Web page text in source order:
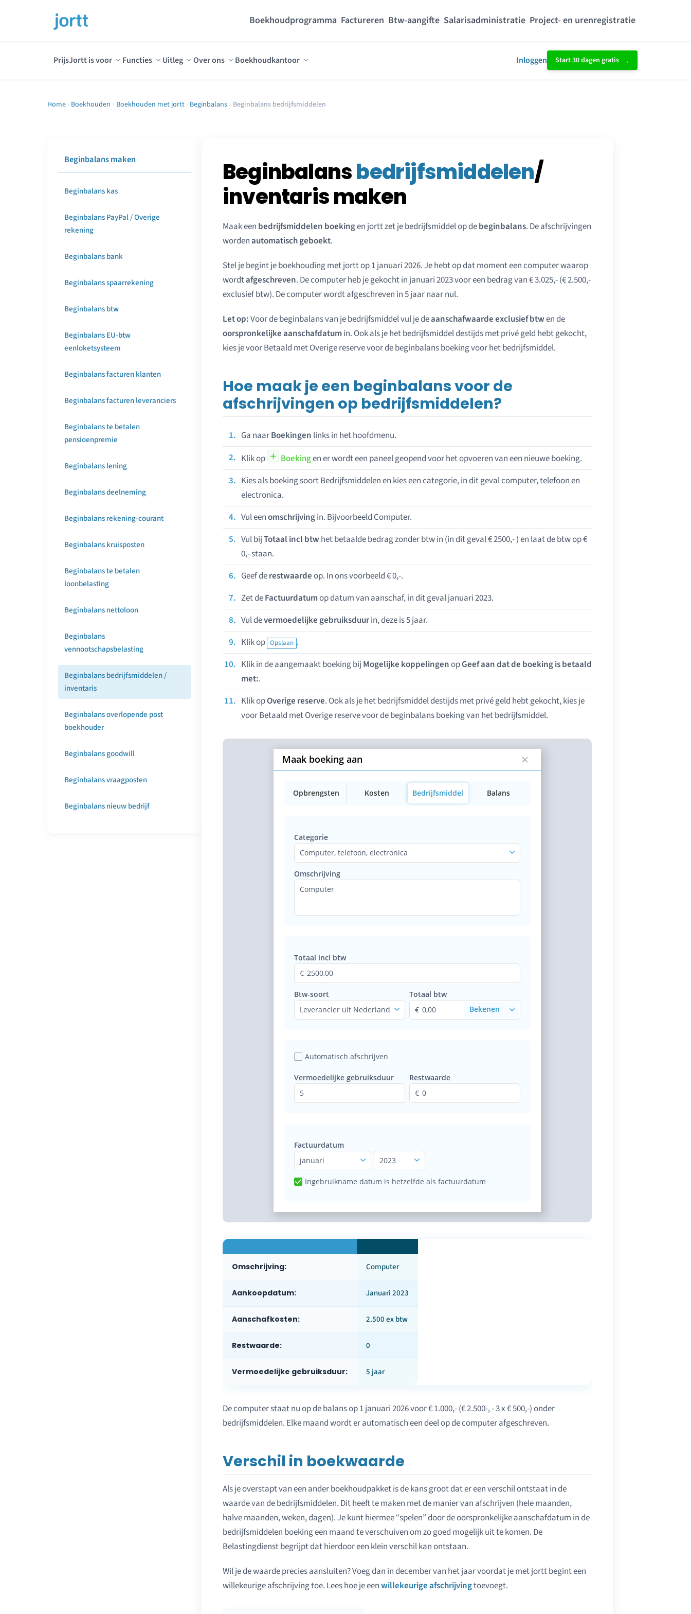
Boekhoudprogramma Factureren Btw-aangifte Salarisadministratie Project- en urenregistratie
PrijsJortt is voor Functies Uitleg Over ons Boekhoudkantoor Inloggen Start 30 dagen gratis
Home › Boekhouden › Boekhouden met jortt › Beginbalans › Beginbalans bedrijfsmiddelen
Beginbalans maken
Beginbalans kas
Beginbalans PayPal / Overige
rekening
Beginbalans bank
Beginbalans spaarrekening
Beginbalans btw
Beginbalans EU-btw
eenloketsysteem
Beginbalans facturen klanten
Beginbalans facturen leveranciers
Beginbalans te betalen
pensioenpremie
Beginbalans lening
Beginbalans deelneming
Beginbalans rekening-courant
Beginbalans kruisposten
Beginbalans te betalen
loonbelasting
Beginbalans nettoloon
Beginbalans
vennootschapsbelasting
Beginbalans bedrijfsmiddelen /
inventaris
Beginbalans overlopende post
boekhouder
Beginbalans goodwill
Beginbalans vraagposten
Beginbalans nieuw bedrijf
Beginbalansbedrijfsmiddelen/
inventaris maken
Maak een bedrijfsmiddelen boekingen jortt zet je bedrijfsmiddel op debeginbalans. De afschrijvingen
wordenautomatisch geboekt.
Stel je begint je boekhouding met jortt op 1 januari 2026. Je hebt op dat moment een computer waarop
wordtafgeschreven. De computer heb je gekocht in januari 2023 voor een bedrag van € 3.025,- (€ 2.500,-
exclusief btw). De computer wordt afgeschreven in 5 jaar naar nul.
Let op:Voor de beginbalans van je bedrijfsmiddel vul je deaanschafwaarde exclusief btwen de
oorspronkelijke aanschafdatumin. Ook als je het bedrijfsmiddel destijds met privé geld hebt gekocht,
kies je voor Betaald met Overige reserve voor de beginbalans boeking voor het bedrijfsmiddel.
Hoe maak je een beginbalans voor de
afschrijvingen op bedrijfsmiddelen?
Ga naarBoekingen links in het hoofdmenu.
Klik op
Boekingen er wordt een paneel geopend voor het opvoeren van een nieuwe boeking.
Kies als boeking soort Bedrijfsmiddelen en kies een categorie, in dit geval computer, telefoon en
electronica.
Vul eenomschrijvingin. Bijvoorbeeld Computer.
Vul bijTotaal incl btw het betaalde bedrag zonder btw in (in dit geval € 2500,- ) en laat de btw op €
0,- staan.
Geef derestwaardeop. In ons voorbeeld € 0,-.
Zet deFactuurdatumop datum van aanschaf, in dit geval januari 2023.
Vul devermoedelijke gebruiksduurin, deze is 5 jaar.
Klik op Opslaan .
Klik in de aangemaakt boeking bij Mogelijke koppelingenopGeef aan dat de boeking is betaald
met:.
Klik opOverige reserve. Ook als je het bedrijfsmiddel destijds met privé geld hebt gekocht, kies je
voor Betaald met Overige reserve voor de beginbalans boeking van het bedrijfsmiddel.
Maak boeking aan
Opbrengsten Kosten Bedrijfsmiddel Balans
Categorie
Computer, telefoon, electronica
Omschrijving
Computer
Totaal incl btw
2500,00
Btw-soort
Leverancier uit Nederland
Totaal btw
0,00
Automatisch afschrijven
Vermoedelijke gebruiksduur
5
Restwaarde
0
Factuurdatum
januari
2023
Ingebruikname datum is hetzelfde als factuurdatum
Omschrijving: Computer
Aankoopdatum: Januari 2023
Aanschafkosten: 2.500 ex btw
Restwaarde: 0
Vermoedelijke gebruiksduur: 5 jaar
De computer staat nu op de balans op 1 januari 2026 voor € 1.000,- (€ 2.500-, - 3 x € 500,-) onder
bedrijfsmiddelen. Elke maand wordt er automatisch een deel op de computer afgeschreven.
Verschil in boekwaarde
Als je overstapt van een ander boekhoudpakket is de kans groot dat er een verschil ontstaat in de
waarde van de bedrijfsmiddelen. Dit heeft te maken met de manier van afschrijven (hele maanden,
halve maanden, weken, dagen). Je kunt hiermee “spelen” door de oorspronkelijke aanschafdatum in de
bedrijfsmiddelen boeking een maand te verschuiven om zo goed mogelijk uit te komen. De
Belastingdienst begrijpt dat hierdoor een klein verschil kan ontstaan.
Wil je de waarde precies aansluiten? Voeg dan in december van het jaar voordat je met jortt begint een
willekeurige afschrijving toe. Lees hoe je eenwillekeurige afschrijvingtoevoegt.